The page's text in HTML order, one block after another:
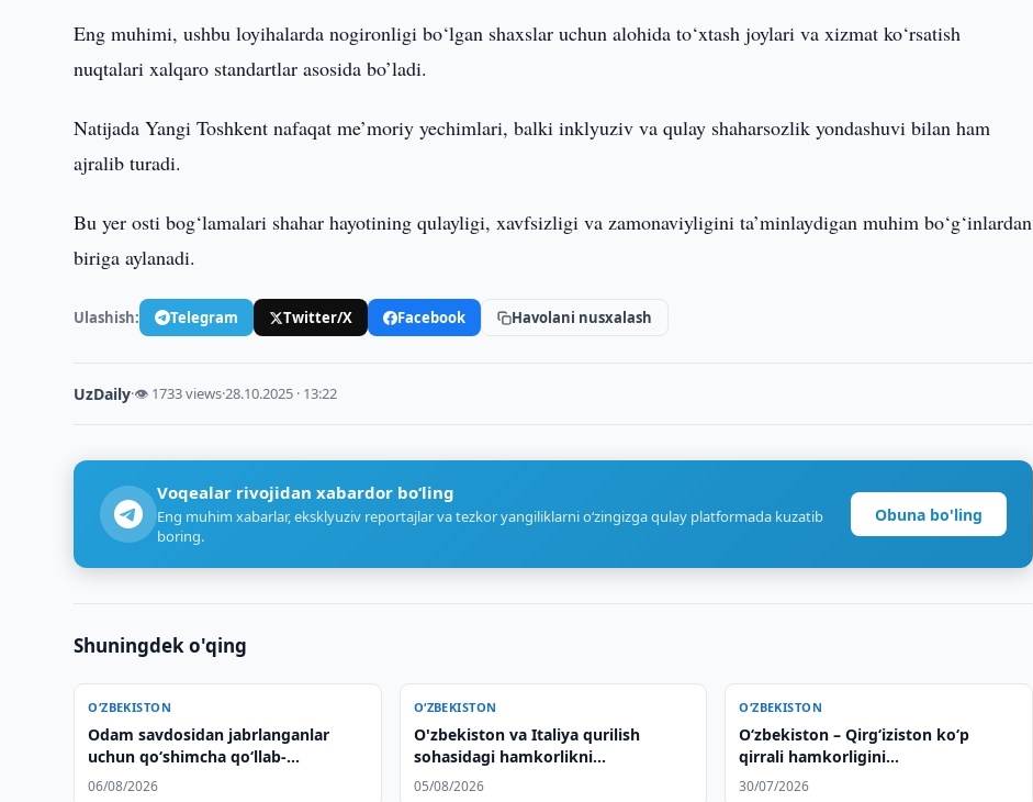
Eng muhimi, ushbu loyihalarda nogironligi bo‘lgan shaxslar uchun alohida to‘xtash joylari va xizmat ko‘rsatish
nuqtalari xalqaro standartlar asosida bo’ladi.
Natijada Yangi Toshkent nafaqat me’moriy yechimlari, balki inklyuziv va qulay shaharsozlik yondashuvi bilan ham
ajralib turadi.
Bu yer osti bog‘lamalari shahar hayotining qulayligi, xavfsizligi va zamonaviyligini ta’minlaydigan muhim bo‘g‘inlardan
biriga aylanadi.
Ulashish: Telegram Twitter/X Facebook Havolani nusxalash
UzDaily·👁 1733 views·28.10.2025 · 13:22
Voqealar rivojidan xabardor bo‘ling
Eng muhim xabarlar, eksklyuziv reportajlar va tezkor yangiliklarni o‘zingizga qulay platformada kuzatib
boring.
Obuna bo'ling
Shuningdek o'qing
O‘ZBEKISTON
Odam savdosidan jabrlanganlar
uchun qo‘shimcha qo‘llab-
quvvatlash choralari joriy etiladi
06/08/2026
O‘ZBEKISTON
O'zbekiston va Italiya qurilish
sohasidagi hamkorlikni
kengaytiradi
05/08/2026
O‘ZBEKISTON
Oʻzbekiston – Qirgʻiziston koʻp
qirrali hamkorligini
rivojlantirishning ustuvor
30/07/2026